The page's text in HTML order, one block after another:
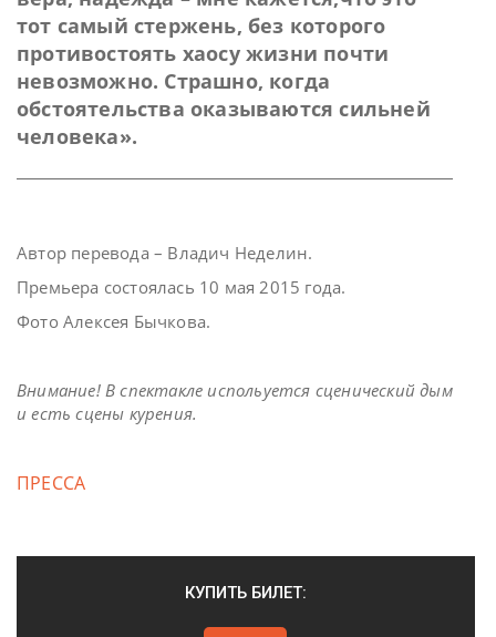
тот самый стержень, без которого
противостоять хаосу жизни почти
невозможно. Страшно, когда
обстоятельства оказываются сильней
человека».
Автор перевода – Владич Неделин.
Премьера состоялась 10 мая 2015 года.
Фото Алексея Бычкова.
Внимание! В спектакле испольуется сценический дым
и есть сцены курения.
ПРЕССА
КУПИТЬ БИЛЕТ: